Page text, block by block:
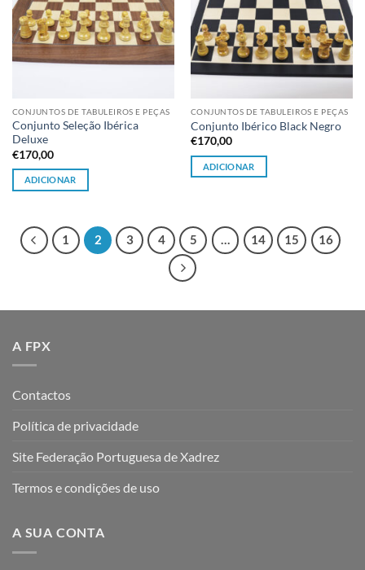
CONJUNTOS DE TABULEIROS E PEÇAS
Conjunto Seleção Ibérica
Deluxe
€170,00
ADICIONAR
CONJUNTOS DE TABULEIROS E PEÇAS
Conjunto Ibérico Black Negro
€170,00
ADICIONAR
1 2 3 4 5 … 14 15 16
A FPX
Contactos
Política de privacidade
Site Federação Portuguesa de Xadrez
Termos e condições de uso
A SUA CONTA